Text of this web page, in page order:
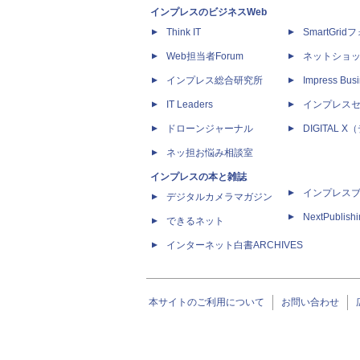
インプレスのビジネスWeb
Think IT
Web担当者Forum
インプレス総合研究所
IT Leaders
ドローンジャーナル
ネッ担お悩み相談室
インプレスの本と雑誌
デジタルカメラマガジン
できるネット
インターネット白書ARCHIVES
SmartGridフ
ネットショ
Impress
インプレス
DIGITAL X（
インプレス
本サイトのご利用について お問い合わせ